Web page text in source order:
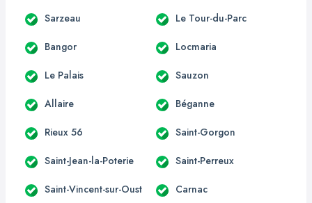
Sarzeau Le Tour-du-Parc
Bangor Locmaria
Le Palais Sauzon
Allaire Béganne
Rieux 56 Saint-Gorgon
Saint-Jean-la-Poterie Saint-Perreux
Saint-Vincent-sur-Oust Carnac